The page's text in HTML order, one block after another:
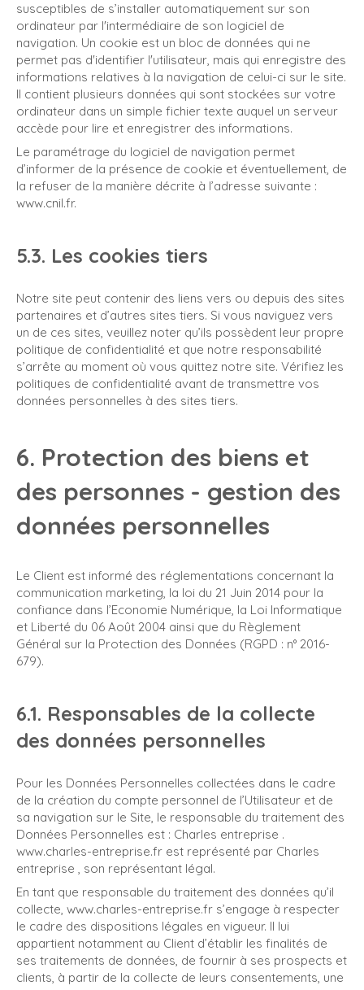
susceptibles de s’installer automatiquement sur son
ordinateur par l'intermédiaire de son logiciel de
navigation. Un cookie est un bloc de données qui ne
permet pas d'identifier l'utilisateur, mais qui enregistre des
informations relatives à la navigation de celui-ci sur le site.
Il contient plusieurs données qui sont stockées sur votre
ordinateur dans un simple fichier texte auquel un serveur
accède pour lire et enregistrer des informations.
Le paramétrage du logiciel de navigation permet
d’informer de la présence de cookie et éventuellement, de
la refuser de la manière décrite à l’adresse suivante :
www.cnil.fr.
5.3. Les cookies tiers
Notre site peut contenir des liens vers ou depuis des sites
partenaires et d’autres sites tiers. Si vous naviguez vers
un de ces sites, veuillez noter qu’ils possèdent leur propre
politique de confidentialité et que notre responsabilité
s’arrête au moment où vous quittez notre site. Vérifiez les
politiques de confidentialité avant de transmettre vos
données personnelles à des sites tiers.
6. Protection des biens et
des personnes - gestion des
données personnelles
Le Client est informé des réglementations concernant la
communication marketing, la loi du 21 Juin 2014 pour la
confiance dans l’Economie Numérique, la Loi Informatique
et Liberté du 06 Août 2004 ainsi que du Règlement
Général sur la Protection des Données (RGPD : n° 2016-
679).
6.1. Responsables de la collecte
des données personnelles
Pour les Données Personnelles collectées dans le cadre
de la création du compte personnel de l’Utilisateur et de
sa navigation sur le Site, le responsable du traitement des
Données Personnelles est : Charles entreprise .
www.charles-entreprise.fr est représenté par Charles
entreprise , son représentant légal.
En tant que responsable du traitement des données qu’il
collecte, www.charles-entreprise.fr s’engage à respecter
le cadre des dispositions légales en vigueur. Il lui
appartient notamment au Client d’établir les finalités de
ses traitements de données, de fournir à ses prospects et
clients, à partir de la collecte de leurs consentements, une